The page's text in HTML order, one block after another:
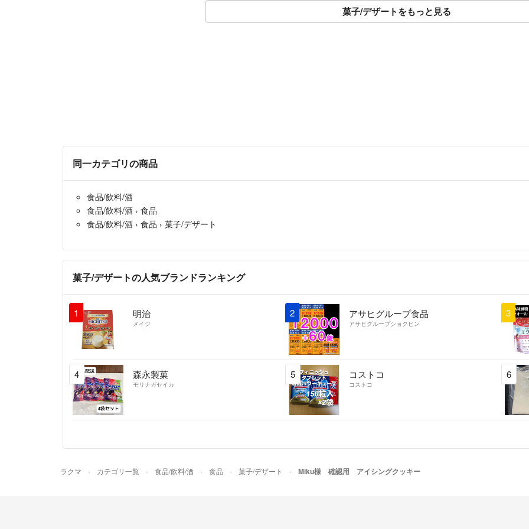
⚠️発送2日前の場
・梱包には十分
めご了承くださ
竹炭パウダー
賞味期限：製造
保存方法：直射
ご不明点があれ
＃アイシングクッ
菓子/デザートをもっと見る
同一カテゴリの商品
食品/飲料/酒
食品/飲料/酒 › 食品
食品/飲料/酒 › 食品 › 菓子/デザート
菓子/デザートの人気ブランドランキング
1 明治
メイジ
2 アサヒグループ食品
アサヒグループショクヒン
3
4 森永製菓
モリナガセイカ
5 コストコ
コストコ
6
ラクマ カテゴリ一覧 食品/飲料/酒 食品 菓子/デザート Miku様 確認用 アイシングクッキー